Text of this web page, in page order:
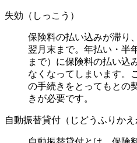
失効（しっこう）
保険料の払い込みが滞り
翌月末まで。年払い・半
まで）に保険料の払い込
なくなってしまいます。
の手続きをとってもとの
きが必要です。
自動振替貸付（じどうふりかえ